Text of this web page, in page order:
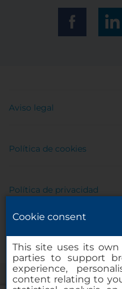
Aviso legal
Política de cookies
Política de privacidad
Cookie consent
This site uses its
parties to support
experience,
content relating to